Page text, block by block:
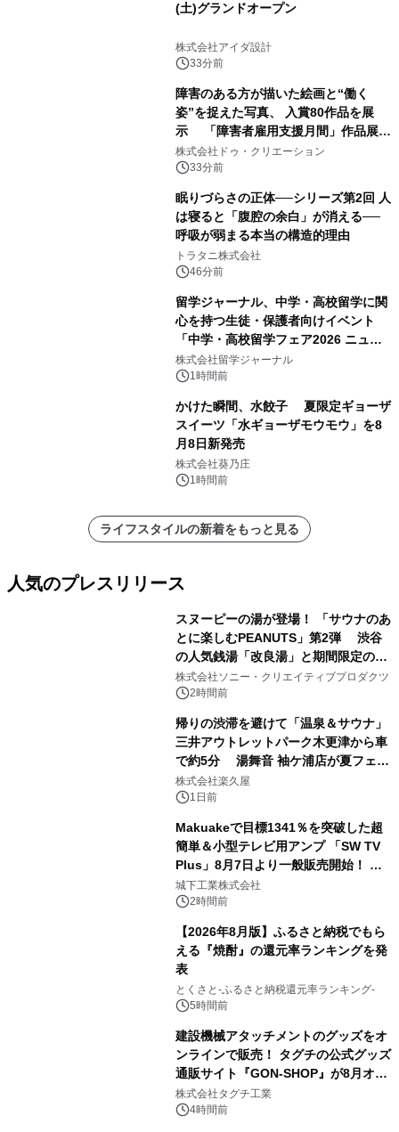
(土)グランドオープン
株式会社アイダ設計
33分前
障害のある方が描いた絵画と“働く
姿”を捉えた写真、 入賞80作品を展
示 「障害者雇用支援月間」作品展示
会を 東京・愛知で開催
株式会社ドゥ・クリエーション
33分前
眠りづらさの正体──シリーズ第2回 人
は寝ると「腹腔の余白」が消える──
呼吸が弱まる本当の構造的理由
トラタニ株式会社
46分前
留学ジャーナル、中学・高校留学に関
心を持つ生徒・保護者向けイベント
「中学・高校留学フェア2026 ニュー
ジーランド＆オーストラリア」を
9/12(土)に開催
株式会社留学ジャーナル
1時間前
かけた瞬間、水餃子 夏限定ギョーザ
スイーツ「水ギョーザモウモウ」を8
月8日新発売
株式会社葵乃庄
1時間前
ライフスタイルの新着をもっと見る
人気のプレスリリース
スヌーピーの湯が登場！ 「サウナのあ
とに楽しむPEANUTS」第2弾 渋谷
の人気銭湯「改良湯」と期間限定のコ
ラボレーション サウナイキタイコラ
ボグッズも発売決定！
株式会社ソニー・クリエイティブプロダクツ
2時間前
帰りの渋滞を避けて「温泉＆サウナ」
三井アウトレットパーク木更津から車
で約5分 湯舞音 袖ケ浦店が夏フェア
メニューを提供
株式会社楽久屋
1日前
Makuakeで目標1341％を突破した超
簡単＆小型テレビ用アンプ 「SW TV
Plus」8月7日より一般販売開始！ ケ
ーブル1本つなぐだけ、テレビの音が
ぐっと豊かに
城下工業株式会社
2時間前
【2026年8月版】ふるさと納税でもら
える『焼酎』の還元率ランキングを発
表
とくさと-ふるさと納税還元率ランキング-
5時間前
建設機械アタッチメントのグッズをオ
ンラインで販売！ タグチの公式グッズ
通販サイト『GON-SHOP』が8月オー
プン
株式会社タグチ工業
4時間前